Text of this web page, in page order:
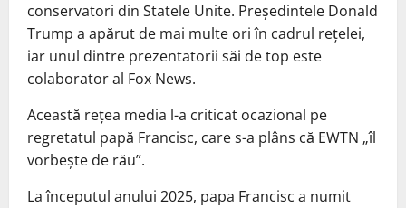
conservatori din Statele Unite. Preşedintele Donald
Trump a apărut de mai multe ori în cadrul reţelei,
iar unul dintre prezentatorii săi de top este
colaborator al Fox News.
Această reţea media l-a criticat ocazional pe
regretatul papă Francisc, care s-a plâns că EWTN „îl
vorbeşte de rău”.
La începutul anului 2025, papa Francisc a numit